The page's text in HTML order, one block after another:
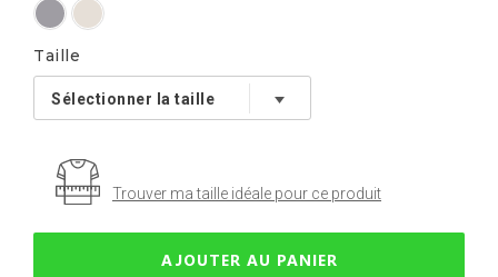
Taille
Trouver ma taille idéale pour ce produit
AJOUTER AU PANIER